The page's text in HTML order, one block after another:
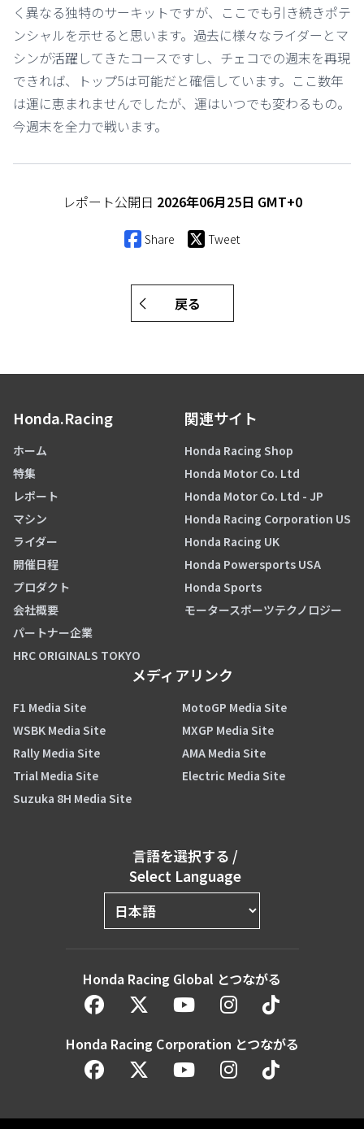
く異なる独特のサーキットですが、ここでも引き続きポテ
ンシャルを示せると思います。過去に様々なライダーとマ
シンが活躍してきたコースですし、チェコでの週末を再現
できれば、トップ5は可能だと確信しています。ここ数年
は運に恵まれませんでしたが、運はいつでも変わるもの。
今週末を全力で戦います。
レポート公開日 2026年06月25日 GMT+0
Share Tweet
戻る
Honda.Racing
ホーム
特集
レポート
マシン
ライダー
開催日程
プロダクト
会社概要
パートナー企業
HRC ORIGINALS TOKYO
関連サイト
Honda Racing Shop
Honda Motor Co. Ltd
Honda Motor Co. Ltd - JP
Honda Racing Corporation US
Honda Racing UK
Honda Powersports USA
Honda Sports
モータースポーツテクノロジー
メディアリンク
F1 Media Site
MotoGP Media Site
WSBK Media Site
MXGP Media Site
Rally Media Site
AMA Media Site
Trial Media Site
Electric Media Site
Suzuka 8H Media Site
言語を選択する /
Select Language
Honda Racing Global とつながる
Honda Racing Corporation とつながる